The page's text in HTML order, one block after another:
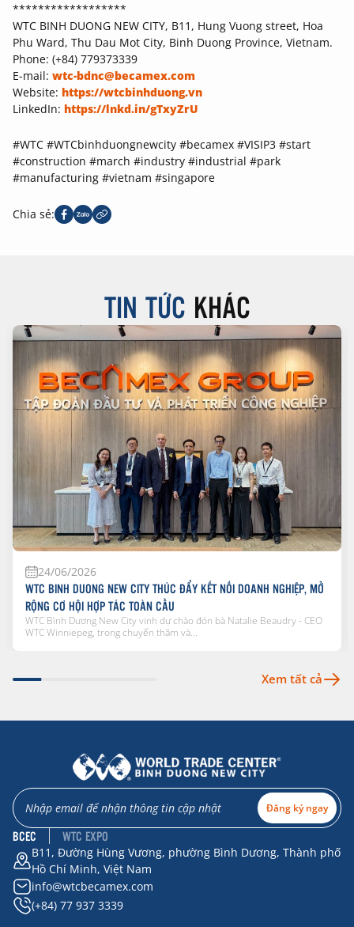
******************
WTC BINH DUONG NEW CITY, B11, Hung Vuong street, Hoa
Phu Ward, Thu Dau Mot City, Binh Duong Province, Vietnam.
Phone: (+84) 779373339
E-mail: wtc-bdnc@becamex.com
Website: https://wtcbinhduong.vn
LinkedIn: https://lnkd.in/gTxyZrU
#WTC #WTCbinhduongnewcity #becamex #VISIP3 #start
#construction #march #industry #industrial #park
#manufacturing #vietnam #singapore
Chia sẻ:
TIN TỨC KHÁC
24/06/2026
WTC BINH DUONG NEW CITY THÚC ĐẨY KẾT NỐI DOANH NGHIỆP, MỞ
RỘNG CƠ HỘI HỢP TÁC TOÀN CẦU
WTC Bình Dương New City vinh dự chào đón bà Natalie Beaudry - CEO
WTC Winniepeg, trong chuyến thăm và...
Xem tất cả
Đăng ký ngay
BCEC WTC EXPO
B11, Đường Hùng Vương, phường Bình Dương, Thành phố
Hồ Chí Minh, Việt Nam
info@wtcbecamex.com
(+84) 77 937 3339